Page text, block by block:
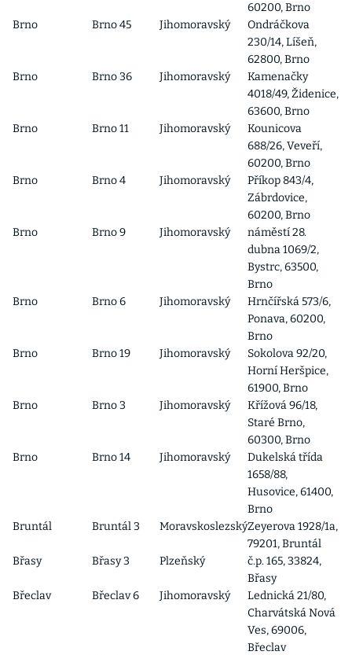
60200, Brno
Brno
Brno 45 Jihomoravský
Ondráčkova
230/14, Líšeň,
62800, Brno
Brno
Brno 36 Jihomoravský
Kamenačky
4018/49, Židenice,
63600, Brno
Brno
Brno 11 Jihomoravský
Kounicova
688/26, Veveří,
60200, Brno
Brno
Brno 4 Jihomoravský
Příkop 843/4,
Zábrdovice,
60200, Brno
Brno
Brno 9 Jihomoravský
náměstí 28.
dubna 1069/2,
Bystrc, 63500,
Brno
Brno
Brno 6 Jihomoravský
Hrnčířská 573/6,
Ponava, 60200,
Brno
Brno
Brno 19 Jihomoravský
Sokolova 92/20,
Horní Heršpice,
61900, Brno
Brno
Brno 3 Jihomoravský
Křížová 96/18,
Staré Brno,
60300, Brno
Brno
Brno 14 Jihomoravský
Dukelská třída
1658/88,
Husovice, 61400,
Brno
Bruntál
Bruntál 3 MoravskoslezskýZeyerova 1928/1a,
79201, Bruntál
Břasy
Břasy 3 Plzeňský
č.p. 165, 33824,
Břasy
Břeclav
Břeclav 6 Jihomoravský
Lednická 21/80,
Charvátská Nová
Ves, 69006,
Břeclav